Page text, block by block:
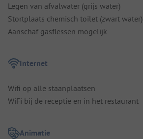
Legen van afvalwater (grijs water)
Stortplaats chemisch toilet (zwart water)
Aanschaf gasflessen mogelijk
Internet
Wifi op alle staanplaatsen
WiFi bij de receptie en in het restaurant
Animatie